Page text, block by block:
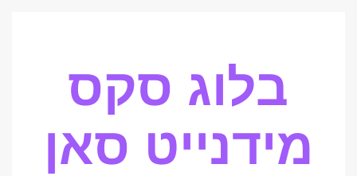
בלוג סקס
מידנייט סאן